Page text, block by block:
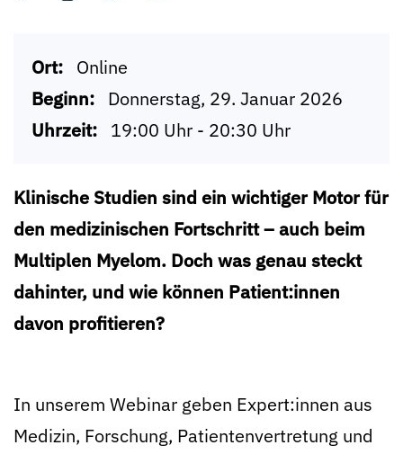
Ort: Online
Beginn: Donnerstag, 29. Januar 2026
Uhrzeit: 19:00 Uhr - 20:30 Uhr
Klinische Studien sind ein wichtiger Motor für
den medizinischen Fortschritt – auch beim
Multiplen Myelom. Doch was genau steckt
dahinter, und wie können Patient:innen
davon profitieren?
In unserem Webinar geben Expert:innen aus
Medizin, Forschung, Patientenvertretung und